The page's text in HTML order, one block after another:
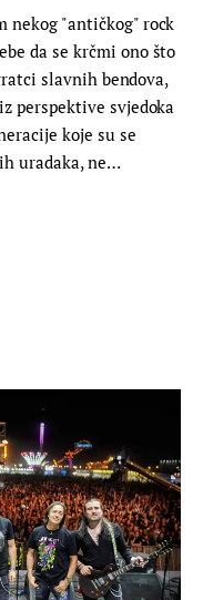
nekog "antičkog" rock
da se krčmi ono što
slavnih bendova,
perspektive svjedoka
koje su se
uradaka, ne…